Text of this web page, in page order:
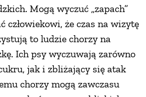
Mogą wyczuć „zapach”
człowiekowi, że czas na wizytę
to ludzie chorzy na
Ich psy wyczuwają zarówno
jak i zbliżający się atak
chorzy mogą zawczasu